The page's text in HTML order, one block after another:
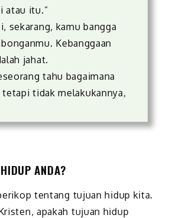
atau itu.”
sekarang, kamu bangga
Kebanggaan
jahat.
tahu bagaimana
tidak melakukannya,
ANDA?
tentang tujuan hidup kita.
apakah tujuan hidup